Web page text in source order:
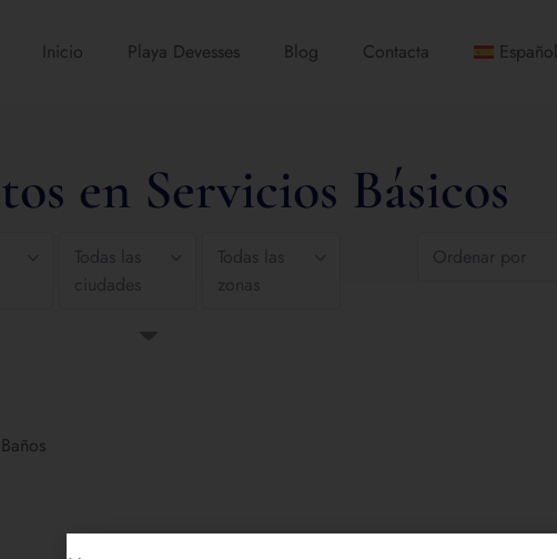
Inicio Playa Devesses Blog Contacta Español
en Servicios Básicos
Todas las
ciudades
Todas las
Ordenar por